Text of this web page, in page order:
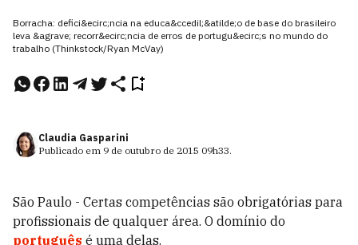
Borracha: defici&ecirc;ncia na educa&ccedil;&atilde;o de base do brasileiro
leva &agrave; recorr&ecirc;ncia de erros de portugu&ecirc;s no mundo do
trabalho (Thinkstock/Ryan McVay)
Claudia Gasparini
Publicado em 9 de outubro de 2015 09h33.
São Paulo - Certas competências são obrigatórias para
profissionais de qualquer área. O domínio do
português é uma delas.